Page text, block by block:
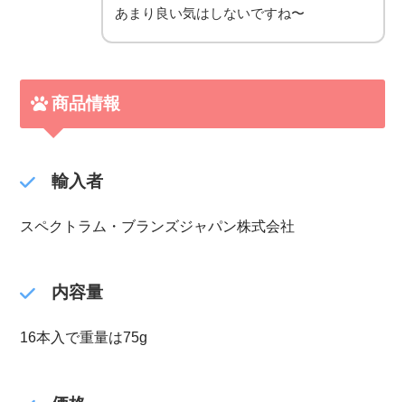
あまり良い気はしないですね〜
商品情報
輸入者
スペクトラム・ブランズジャパン株式会社
内容量
16本入で重量は75g